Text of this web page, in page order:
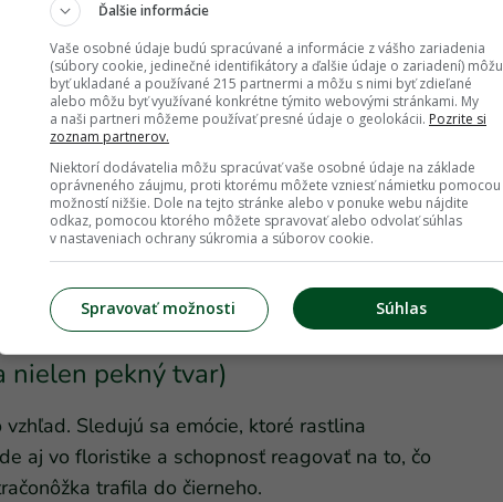
farbe. Foto: Shutterstock
nielen pekný tvar)
Sledujú sa emócie, ktoré rastlina
aj vo floristike a schopnosť reagovať na to, čo
trafila do čierneho.
Ďalšie informácie
Vaše osobné údaje budú spracúvané a informácie z vášho zariadenia
(súbory cookie, jedinečné identifikátory a ďalšie údaje o zariadení) môžu
byť ukladané a používané 215 partnermi a môžu s nimi byť zdieľané
alebo môžu byť využívané konkrétne týmito webovými stránkami. My
a naši partneri môžeme používať presné údaje o geolokácii. Pozrite si
zoznam partnerov.
Niektorí dodávatelia môžu spracúvať vaše osobné údaje na základe
oprávneného záujmu, proti ktorému môžete vzniesť námietku pomocou
možností nižšie. Dole na tejto stránke alebo v ponuke webu nájdite
odkaz, pomocou ktorého môžete spravovať alebo odvolať súhlas
v nastaveniach ochrany súkromia a súborov cookie.
Súhlas
Spravovať možnosti